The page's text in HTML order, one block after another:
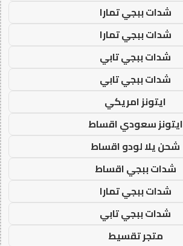
شدات ببجي تمارا
شدات ببجي تمارا
شدات ببجي تابي
شدات ببجي تابي
ايتونز امريكي
ايتونز سعودي اقساط
شحن يلا لودو اقساط
شدات ببجي اقساط
شدات ببجي تمارا
شدات ببجي تابي
متجر تقسيط